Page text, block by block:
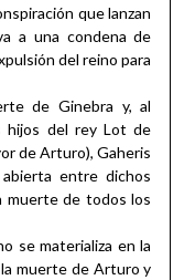
que lanzan
a una condena de
del reino para
de Ginebra y, al
hijos del rey Lot de
de Arturo), Gaheris
entre dichos
muerte de todos los
se materializa en la
muerte de Arturo y